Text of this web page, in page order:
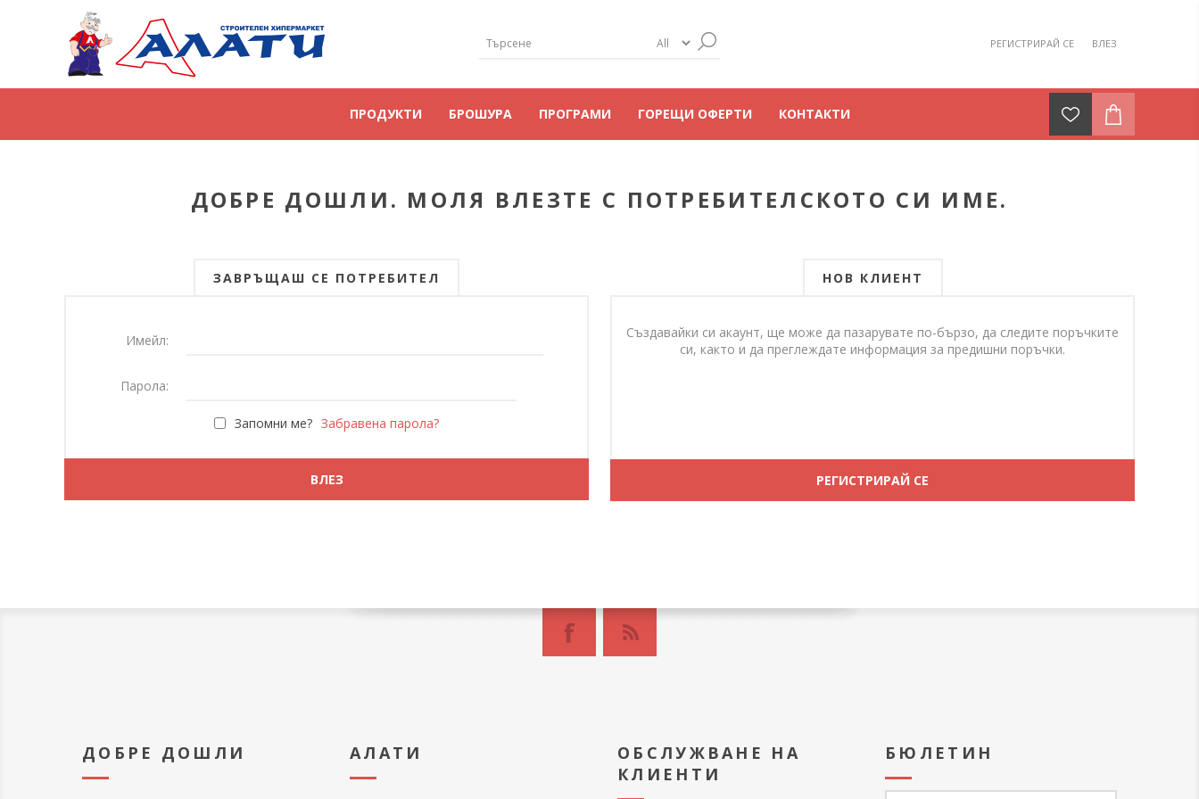
РЕГИСТРИРАЙ СЕ ВЛЕЗ
ПРОДУКТИ БРОШУРА ПРОГРАМИ ГОРЕЩИ ОФЕРТИ КОНТАКТИ
ДОБРЕ ДОШЛИ. МОЛЯ ВЛЕЗТЕ С ПОТРЕБИТЕЛСКОТО СИ ИМЕ.
НОВ КЛИЕНТ
Създавайки си акаунт, ще може да пазарувате по-бързо, да следите поръчките
си, както и да преглеждате информация за предишни поръчки.
ЗАВРЪЩАШ СЕ ПОТРЕБИТЕЛ
Имейл:
Парола:
Запомни ме? Забравена парола?
ДОБРЕ ДОШЛИ АЛАТИ
ОБСЛУЖВАНЕ НА
КЛИЕНТИ
БЮЛЕТИН